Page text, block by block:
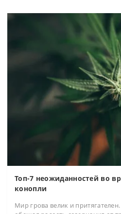
Топ-7 неожиданностей во
конопли
Мир грова велик и